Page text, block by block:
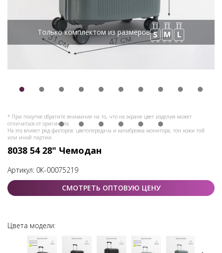
Только комплектом из размеров
* При покупке обратите внимание на то, что на экране цвет изделия может
отличаться от оригинала.
На это влияет ряд факторов: цветопередача и калибровка монитора, тон кожи той
или иной партии.
8038 54 28" Чемодан
Артикул: 0К-00075219
СМОТРЕТЬ ОПТОВУЮ ЦЕНУ
Цвета модели: